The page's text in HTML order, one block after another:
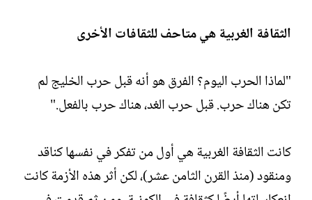
الثقافة الغربية هي متاحف للثقافات الأخرى
"لماذا الحرب اليوم؟ الفرق هو أنه قبل حرب الخليج لم
تكن هناك حرب. قبل حرب الغد، هناك حرب بالفعل."
كانت الثقافة الغربية هي أول من تفكر في نفسها كناقد
ومنقود (منذ القرن الثامن عشر)، لكن أثر هذه الأزمة كانت